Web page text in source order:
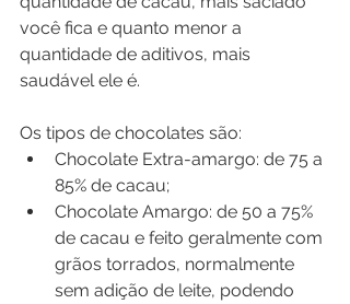
você fica e quanto menor a
quantidade de aditivos, mais
saudável ele é.
Os tipos de chocolates são:
Chocolate Extra-amargo: de 75 a
85% de cacau;
Chocolate Amargo: de 50 a 75%
de cacau e feito geralmente com
grãos torrados, normalmente
sem adição de leite, podendo